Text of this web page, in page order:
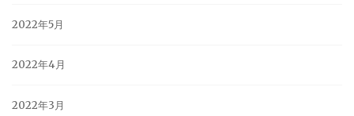
2022年5月
2022年4月
2022年3月